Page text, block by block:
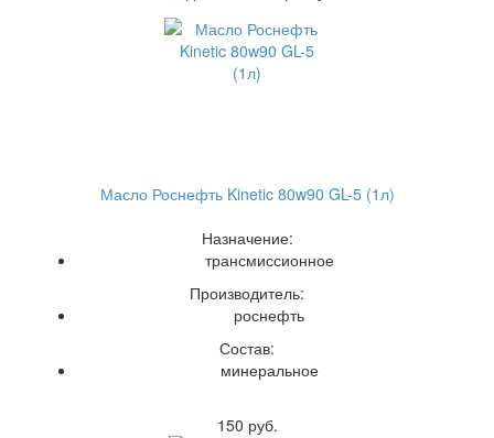
Масло Роснефть Kinetic 80w90 GL-5 (1л)
Назначение:
трансмиссионное
Производитель:
роснефть
Состав:
минеральное
150 руб.